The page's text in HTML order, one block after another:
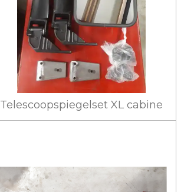
Telescoopspiegelset XL cabine